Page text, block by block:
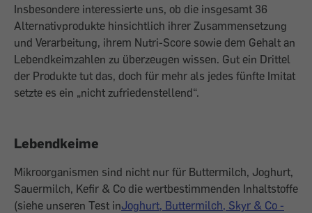
Insbesondere interessierte uns, ob die insgesamt 36
Alternativprodukte hinsichtlich ihrer Zusammensetzung
und Verarbeitung, ihrem Nutri-Score sowie dem Gehalt an
Lebendkeimzahlen zu überzeugen wissen. Gut ein Drittel
der Produkte tut das, doch für mehr als jedes fünfte Imitat
setzte es ein „nicht zufriedenstellend“.
Lebendkeime
Mikroorganismen sind nicht nur für Buttermilch, Joghurt,
Sauermilch, Kefir & Co die wertbestimmenden Inhaltstoffe
(siehe ­unseren Test inJoghurt, Buttermilch, Skyr & Co -